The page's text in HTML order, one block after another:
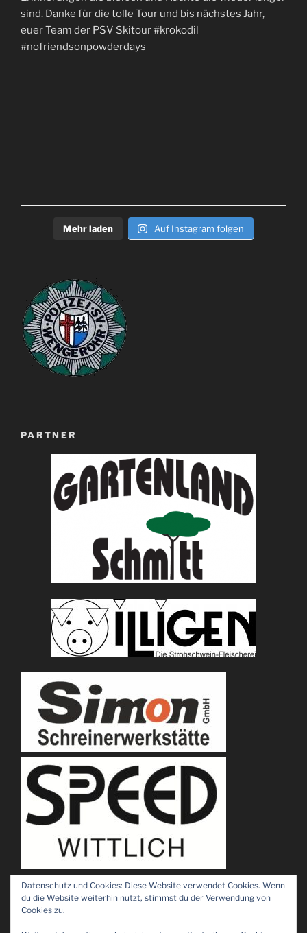
Mehr laden Auf Instagram folgen
PARTNER
Datenschutz und Cookies: Diese Website verwendet Cookies. Wenn
du die Website weiterhin nutzt, stimmst du der Verwendung von
Cookies zu.